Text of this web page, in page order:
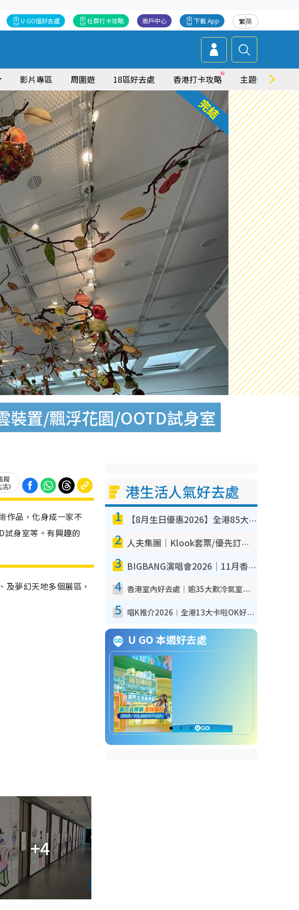
繁简
下載 App
商戶中心
社群打卡攻略
U GO搵好去處
影片專區 周圍遊 18區好去處 香港打卡攻略 主題特集
裝置/飄浮花園/OOTD試身室
蹤
》
作品，化身成一家不
試身室等。有興趣的
及夢幻天地多個展區，
+4
港生活人氣好去處
1 【8月生日優惠2026】全港85大食買玩著數攻略 自助餐/火鍋放題同行免費＋誠品/DONKI送現金券
2 人夫集團｜Klook套票/優先訂票/公開發售搶飛攻略！附票價.購票連結.場地座位表
3 BIGBANG演唱會2026｜11月香港啟德開3場！實名制VIP申請、優先購票攻略
4 香港室內好去處｜逾35大歎冷氣室內好去處推介 室內活動免費避雨無懼落雨
5 唱K推介2026︱全港13大卡啦OK好去處！最平$36起 日文K都有！(附地址+收費詳情)
U GO 本週好去處